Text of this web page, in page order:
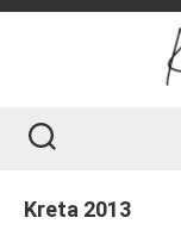
Skip
Kreta 2013